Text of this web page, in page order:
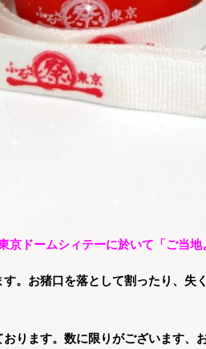
京ドームシィテーに於いて「ご当地
。お猪口を落として割ったり、失
ります。数に限りがございます、